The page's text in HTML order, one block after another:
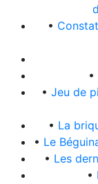
•
•
• Jeu de
• La
• Le
• Les
•